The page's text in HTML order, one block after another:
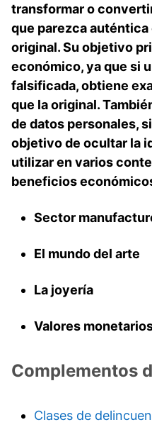
transformar o
que parezca
original. Su objetivo
económico, ya que si
falsificada, obtiene
que la original.
de datos personales,
objetivo de ocultar la
utilizar en varios
beneficios
Sector
El mundo del arte
La joyería
Valores
Complementos
Clases de